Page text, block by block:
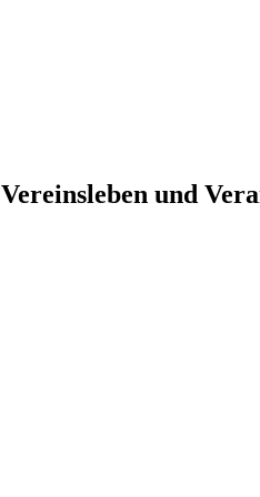
Vereinsleben und